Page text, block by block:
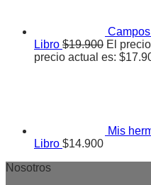
Libro $19.900 El
precio actual es:
Mis
Libro $14.900
Nosotros